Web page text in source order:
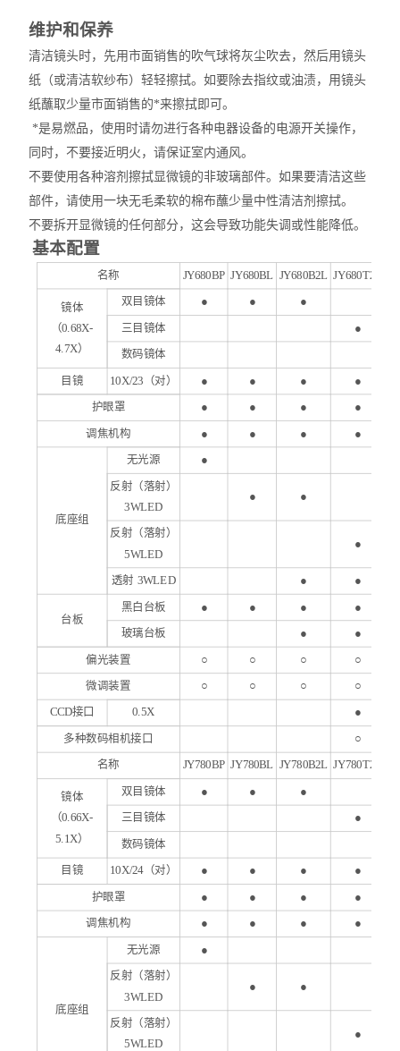
维护和保养
清洁镜头时，先用市面销售的吹气球将灰尘吹去，然后用镜头
纸（或清洁软纱布）轻轻擦拭。如要除去指纹或油渍，用镜头
纸蘸取少量市面销售的*来擦拭即可。
*是易燃品，使用时请勿进行各种电器设备的电源开关操作，
同时，不要接近明火，请保证室内通风。
不要使用各种溶剂擦拭显微镜的非玻璃部件。如果要清洁这些
部件，请使用一块无毛柔软的棉布蘸少量中性清洁剂擦拭。
不要拆开显微镜的任何部分，这会导致功能失调或性能降低。
基本配置
名称 JY680BP JY680BL JY680B2L JY680T2L
镜体
（0.68X-
4.7X）
双目镜体 ● ● ●
三目镜体 ●
数码镜体
目镜 10X/23 （对） ● ● ● ●
护眼罩 ● ● ● ●
调焦机构 ● ● ● ●
底座组
无光源 ●
反射（落射）
3WLED
● ●
反射（落射）
5WLED
●
透射 3WLED ● ●
台板
黑白台板 ● ● ● ●
玻璃台板 ● ●
偏光装置 ○ ○ ○ ○
微调装置 ○ ○ ○ ○
CCD接口 0.5X ●
多种数码相机接口 ○
名称 JY780BP JY780BL JY780B2L JY780T2L
镜体
（0.66X-
5.1X）
双目镜体 ● ● ●
三目镜体 ●
数码镜体
目镜 10X/24 （对） ● ● ● ●
护眼罩 ● ● ● ●
调焦机构 ● ● ● ●
底座组
无光源 ●
反射（落射）
3WLED
● ●
反射（落射）
5WLED
●